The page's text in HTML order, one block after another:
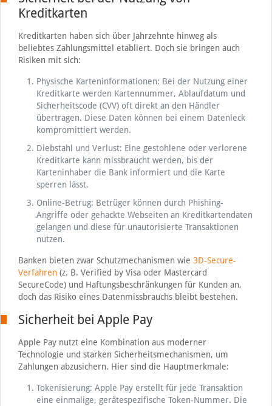
Kreditkarten
Kreditkarten haben sich über Jahrzehnte hinweg als
beliebtes Zahlungsmittel etabliert. Doch sie bringen auch
Risiken mit sich:
Physische Karteninformationen: Bei der Nutzung einer
Kreditkarte werden Kartennummer, Ablaufdatum und
Sicherheitscode (CVV) oft direkt an den Händler
übertragen. Diese Daten können bei einem Datenleck
kompromittiert werden.
Diebstahl und Verlust: Eine gestohlene oder verlorene
Kreditkarte kann missbraucht werden, bis der
Karteninhaber die Bank informiert und die Karte
sperren lässt.
Online-Betrug: Betrüger können durch Phishing-
Angriffe oder gehackte Webseiten an Kreditkartendaten
gelangen und diese für unautorisierte Transaktionen
nutzen.
Banken bieten zwar Schutzmechanismen wie 3D-Secure-
Verfahren(z. B. Verified by Visa oder Mastercard
SecureCode) und Haftungsbeschränkungen für Kunden an,
doch das Risiko eines Datenmissbrauchs bleibt bestehen.
Sicherheit bei Apple Pay
Apple Pay nutzt eine Kombination aus moderner
Technologie und starken Sicherheitsmechanismen, um
Zahlungen abzusichern. Hier sind die Hauptmerkmale:
Tokenisierung: Apple Pay erstellt für jede Transaktion
eine einmalige, gerätespezifische Token-Nummer. Die